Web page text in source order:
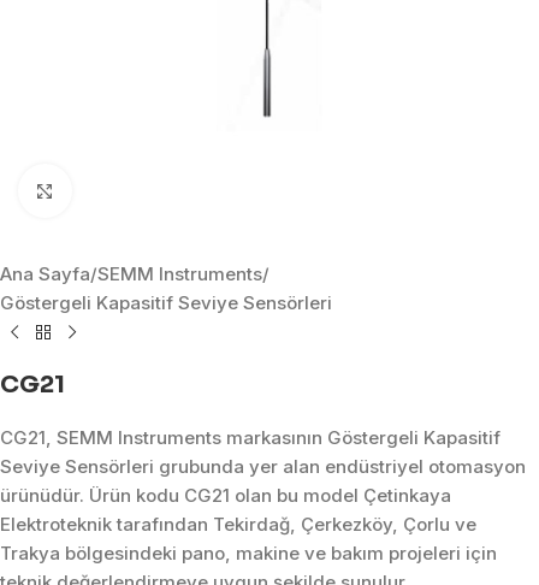
Ana Sayfa/SEMM Instruments/
Göstergeli Kapasitif Seviye Sensörleri
CG21
CG21, SEMM Instruments markasının Göstergeli Kapasitif
Seviye Sensörleri grubunda yer alan endüstriyel otomasyon
ürünüdür. Ürün kodu CG21 olan bu model Çetinkaya
Elektroteknik tarafından Tekirdağ, Çerkezköy, Çorlu ve
Trakya bölgesindeki pano, makine ve bakım projeleri için